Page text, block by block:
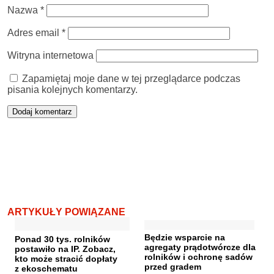
Nazwa *
Adres email *
Witryna internetowa
Zapamiętaj moje dane w tej przeglądarce podczas
pisania kolejnych komentarzy.
ARTYKUŁY POWIĄZANE
Ponad 30 tys. rolników
postawiło na IP. Zobacz,
kto może stracić dopłaty
z ekoschematu
Będzie wsparcie na
agregaty prądotwórcze dla
rolników i ochronę sadów
przed gradem